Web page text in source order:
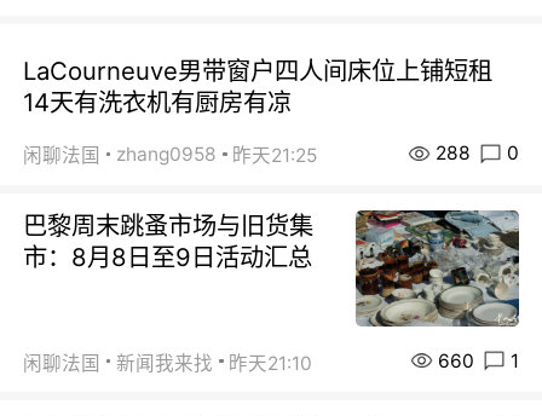
LaCourneuve男带窗户四人间床位上铺短租
14天有洗衣机有厨房有凉
闲聊法国 zhang0958 昨天21:25 288 0
巴黎周末跳蚤市场与旧货集
市：8月8日至9日活动汇总
闲聊法国 新闻我来找 昨天21:10 660 1